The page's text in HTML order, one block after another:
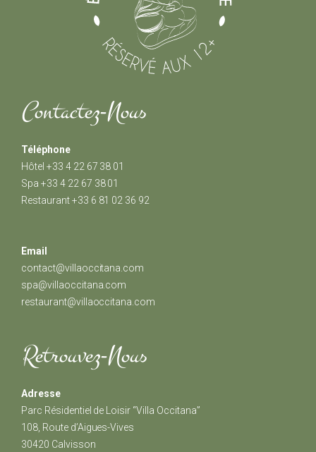
Contactez-Nous
Téléphone
Hôtel +33 4 22 67 38 01
Spa +33 4 22 67 38 01
Restaurant+33 6 81 02 36 92
Email
contact@villaoccitana.com
spa@villaoccitana.com
restaurant@villaoccitana.com
Retrouvez-Nous
Adresse
Parc Résidentiel de Loisir “Villa Occitana”
108, Route d’Aigues-Vives
30420 Calvisson